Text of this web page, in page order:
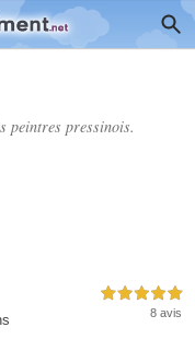
peintres pressinois.
5,0 étoiles sur 5
8 avis